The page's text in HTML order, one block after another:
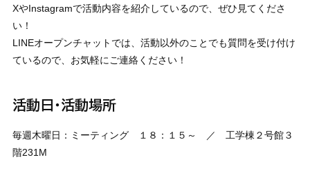
XやInstagramで活動内容を紹介しているので、ぜひ見てくださ
い！
LINEオープンチャットでは、活動以外のことでも質問を受け付け
ているので、お気軽にご連絡ください！
活動日・活動場所
毎週木曜日：ミーティング １８：１５～ ／ 工学棟２号館３
階231M